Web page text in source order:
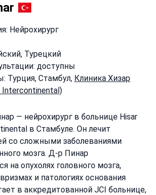
Нейрохирург
Турецкий
доступны
Турция, Стамбул, Клиника Хизар
Intercontinental)
— нейрохирург в больнице Hisar
в Стамбуле. Он лечит
со сложными заболеваниями
мозга. Д-р Пинар
на опухолях головного мозга,
и патологиях основания
в аккредитованной JCI больнице,